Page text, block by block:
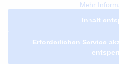
Mehr
Inhalt
Erforderlichen Service